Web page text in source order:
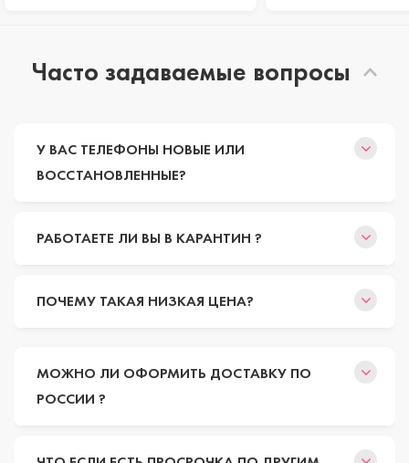
Часто задаваемые вопросы
У ВАС ТЕЛЕФОНЫ НОВЫЕ ИЛИ
ВОССТАНОВЛЕННЫЕ?
РАБОТАЕТЕ ЛИ ВЫ В КАРАНТИН ?
ПОЧЕМУ ТАКАЯ НИЗКАЯ ЦЕНА?
МОЖНО ЛИ ОФОРМИТЬ ДОСТАВКУ ПО
РОССИИ ?